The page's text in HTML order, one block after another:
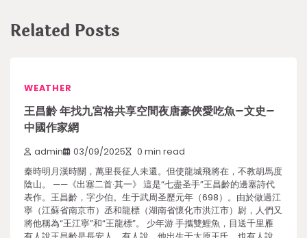
Related Posts
WEATHER
王昌齡 年找九宮格共享空間夜唐豪俠愛吃魚–文史–
中國作家網
admin 03/09/2025 0 min read
秦時明月漢時關，萬里長征人未還。但使龍城飛將在，不教胡馬度
陰山。 ——《出塞二首·其一》 這是“七盡圣手”王昌齡的邊塞詩代
表作。王昌齡，字少伯。生于武周圣歷元年（698）。由於做過江
寧（江蘇省南京市）丞和龍標（湖南省懷化市洪江市）尉，人們又
將他稱為“王江寧”和“王龍標”。 少年游 手攜雙鯉魚，目送千里雁